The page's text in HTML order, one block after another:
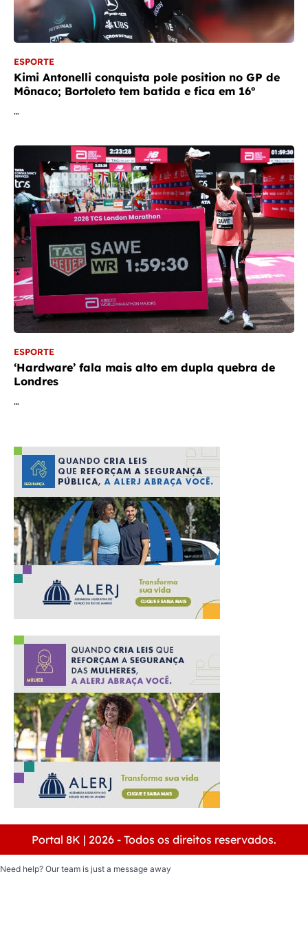
ESPORTE
Kimi Antonelli conquista pole position no GP de
Mônaco; Bortoleto tem batida e fica em 16º
…
ESPORTE
‘Hardware’ fala mais alto em dupla quebra de
Londres
…
Portal 8K | 2026 - Todos os direitos reservados.
Need help? Our team is just a message away